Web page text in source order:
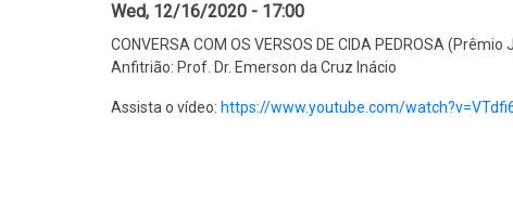
Wed, 12/16/2020 - 17:00
CONVERSA COM OS VERSOS DE CIDA PEDROSA (Prêmio
Anfitrião: Prof. Dr. Emerson da Cruz Inácio
Assista o vídeo: https://www.youtube.com/